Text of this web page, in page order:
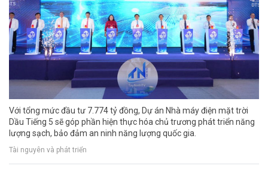
Với tổng mức đầu tư 7.774 tỷ đồng, Dự án Nhà máy điện mặt trời
Dầu Tiếng 5 sẽ góp phần hiện thực hóa chủ trương phát triển năng
lượng sạch, bảo đảm an ninh năng lượng quốc gia.
Tài nguyên và phát triển